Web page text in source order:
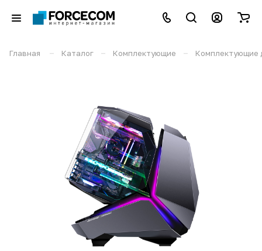
Главная – Каталог – Комплектующие – Комплектующие